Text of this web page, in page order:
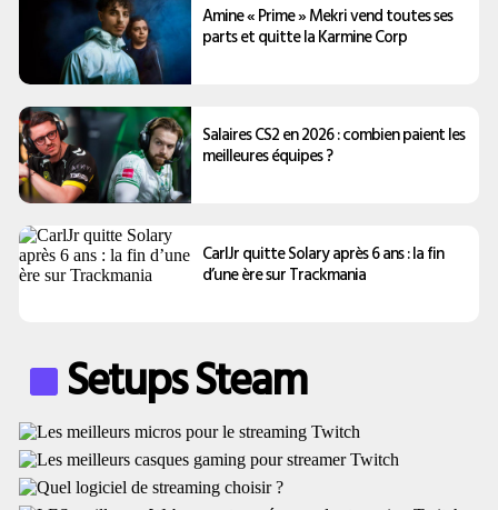
Amine « Prime » Mekri vend toutes ses
parts et quitte la Karmine Corp
Salaires CS2 en 2026 : combien paient les
meilleures équipes ?
CarlJr quitte Solary après 6 ans : la fin
d’une ère sur Trackmania
Setups Steam